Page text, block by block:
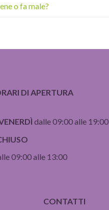
o fa male?
DI APERTURA
dalle 09:00 alle 19:00
09:00 alle 13:00
CONTATTI